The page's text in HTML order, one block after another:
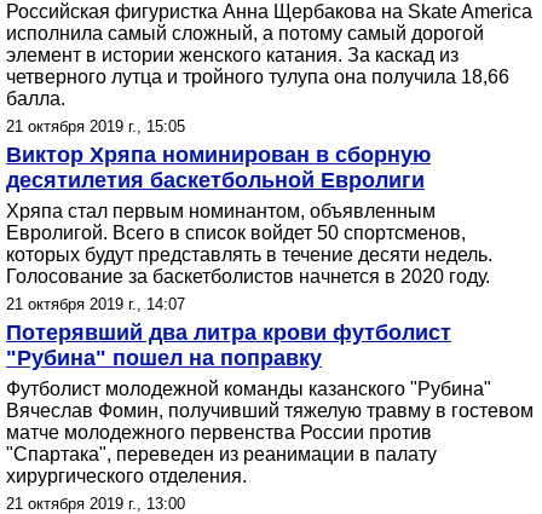
Российская фигуристка Анна Щербакова на Skate America
исполнила самый сложный, а потому самый дорогой
элемент в истории женского катания. За каскад из
четверного лутца и тройного тулупа она получила 18,66
балла.
21 октября 2019 г., 15:05
Виктор Хряпа номинирован в сборную
десятилетия баскетбольной Евролиги
Хряпа стал первым номинантом, объявленным
Евролигой. Всего в список войдет 50 спортсменов,
которых будут представлять в течение десяти недель.
Голосование за баскетболистов начнется в 2020 году.
21 октября 2019 г., 14:07
Потерявший два литра крови футболист
"Рубина" пошел на поправку
Футболист молодежной команды казанского "Рубина"
Вячеслав Фомин, получивший тяжелую травму в гостевом
матче молодежного первенства России против
"Спартака", переведен из реанимации в палату
хирургического отделения.
21 октября 2019 г., 13:00